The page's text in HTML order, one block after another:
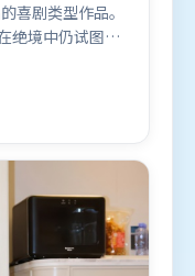
喜剧类型作品。
绝境中仍试图守
在关键节点收
哈迪、雷佳音、
。影片于2020